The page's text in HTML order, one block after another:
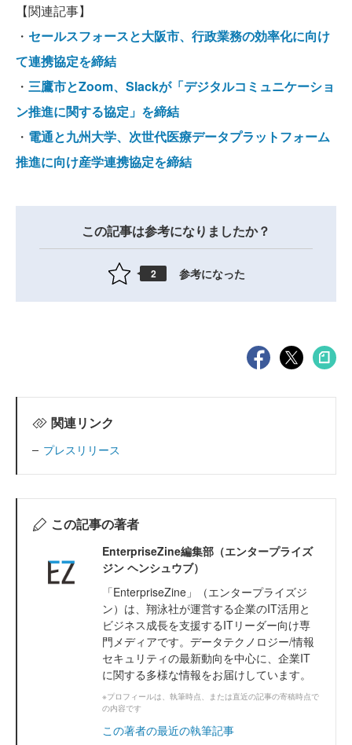
【関連記事】
・ セールスフォースと大阪市、行政業務の効率化に向け
て連携協定を締結
・ 三鷹市とZoom、Slackが「デジタルコミュニケーショ
ン推進に関する協定」を締結
・ 電通と九州大学、次世代医療データプラットフォーム
推進に向け産学連携協定を締結
この記事は参考になりましたか？
2 参考になった
関連リンク
プレスリリース
この記事の著者
EnterpriseZine編集部（エンタープライズ
ジン ヘンシュウブ）
「EnterpriseZine」（エンタープライズジ
ン）は、翔泳社が運営する企業のIT活用と
ビジネス成長を支援するITリーダー向け専
門メディアです。データテクノロジー/情報
セキュリティの最新動向を中心に、企業IT
に関する多様な情報をお届けしています。
※プロフィールは、執筆時点、または直近の記事の寄稿時点で
の内容です
この著者の最近の執筆記事